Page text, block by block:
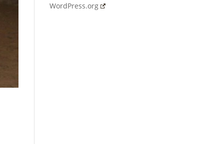
WordPress.org